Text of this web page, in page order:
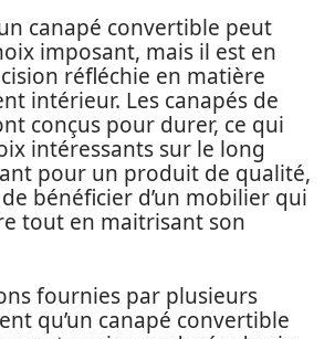
canapé convertible peut
imposant, mais il est en
réfléchie en matière
intérieur. Les canapés de
conçus pour durer, ce qui
intéressants sur le long
pour un produit de qualité,
bénéficier d’un mobilier qui
tout en maitrisant son
fournies par plusieurs
qu’un canapé convertible